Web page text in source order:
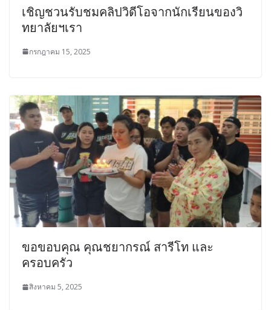
เชิญชวนรับชมคลิปวิดีโอจากนักเรียนของวิ
ทยาลัยฯเรา
กรกฎาคม 15, 2025
ขอขอบคุณ คุณชยากรณ์ สารีโท และ
ครอบครัว
สิงหาคม 5, 2025